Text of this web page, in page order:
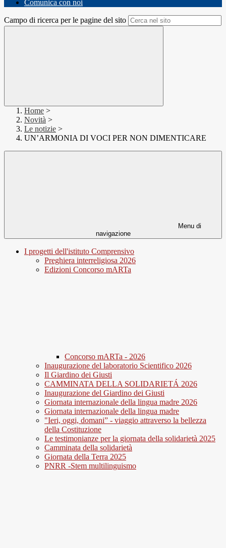
Comunica con noi
Campo di ricerca per le pagine del sito
Home >
Novità >
Le notizie >
UN’ARMONIA DI VOCI PER NON DIMENTICARE
Menu di
navigazione
I progetti dell'istituto Comprensivo
Preghiera interreligiosa 2026
Edizioni Concorso mARTa
Concorso mARTa - 2026
Inaugurazione del laboratorio Scientifico 2026
Il Giardino dei Giusti
CAMMINATA DELLA SOLIDARIETÁ 2026
Inaugurazione del Giardino dei Giusti
Giornata internazionale della lingua madre 2026
Giornata internazionale della lingua madre
"Ieri, oggi, domani” - viaggio attraverso la bellezza
della Costituzione
Le testimonianze per la giornata della solidarietà 2025
Camminata della solidarietà
Giornata della Terra 2025
PNRR -Stem multilinguismo